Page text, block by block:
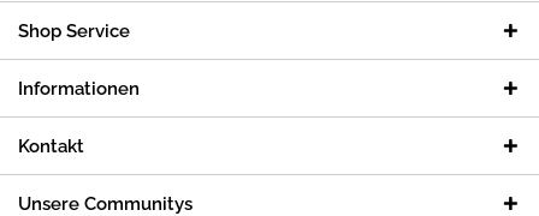
Shop Service
Informationen
Kontakt
Unsere Communitys